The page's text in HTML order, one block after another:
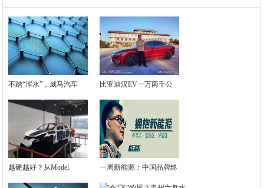
不踏“浑水”，威马汽车 比亚迪汉EV一万两千公
越硬越好？从Model 一周新能源：中国品牌终